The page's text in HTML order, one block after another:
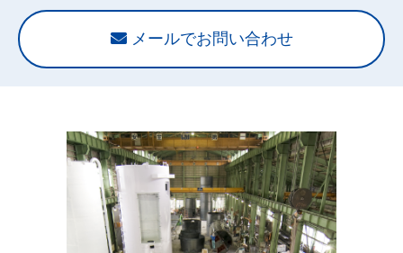
メールでお問い合わせ